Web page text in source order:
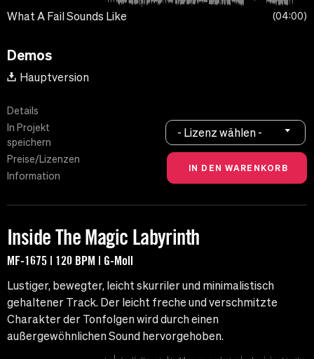
What A Fail Sounds Like 04:00
Demos
Hauptversion
Details
In Projekt
speichern
Preise/Lizenzen
Information
- Lizenz wählen -
Inside The Magic Labyrinth
MF-1675 | 120 BPM | G-Moll
Lustiger, bewegter, leicht skurriler und minimalistisch
gehaltener Track. Der leicht freche und verschmitzte
Charakter der Tonfolgen wird durch einen
außergewöhnlichen Sound hervorgehoben.